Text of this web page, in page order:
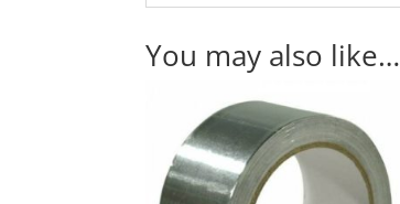
You may also like…